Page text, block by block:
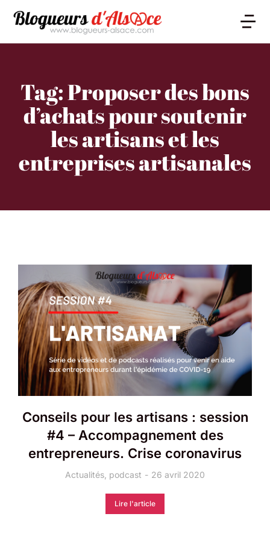
Tag: Proposer des bons
d’achats pour soutenir
les artisans et les
entreprises artisanales
Conseils pour les artisans : session
#4 – Accompagnement des
entrepreneurs. Crise coronavirus
Actualités podcast 26 avril 2020
Lire l'article